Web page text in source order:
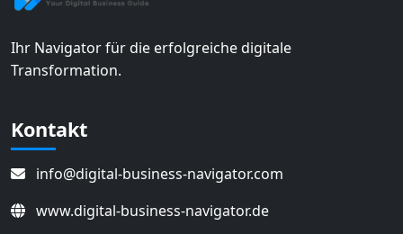
Ihr Navigator für die erfolgreiche digitale
Transformation.
Kontakt
info@digital-business-navigator.com
www.digital-business-navigator.de